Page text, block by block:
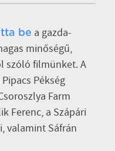
be a gazda-
minőségű,
szóló filmünket. A
Pékség
Farm
Ferenc, a Szápári
valamint Sáfrán